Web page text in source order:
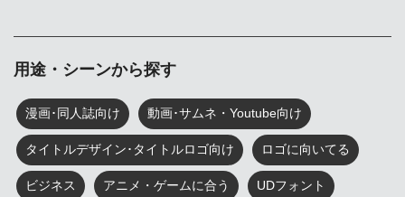
用途・シーンから探す
漫画･同人誌向け 動画･サムネ・Youtube向け
タイトルデザイン･タイトルロゴ向け ロゴに向いてる
ビジネス アニメ・ゲームに合う UDフォント